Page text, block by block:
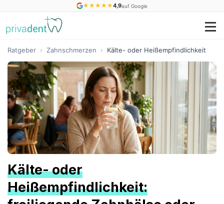
★ ★ ★ ★ ★4,9auf Google
Ratgeber › Zahnschmerzen › Kälte- oder Heißempfindlichkeit
Kälte- oder
Heißempfindlichkeit: